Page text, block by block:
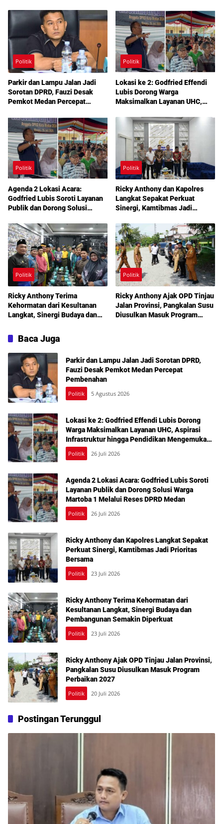
Politik
Parkir dan Lampu Jalan Jadi
Sorotan DPRD, Fauzi Desak
Pemkot Medan Percepat
Politik
Lokasi ke 2: Godfried Effendi
Lubis Dorong Warga
Maksimalkan Layanan UHC,
Pendidikan Mengemuka dalam
Reses Medan Amplas
Politik
Agenda 2 Lokasi Acara:
Godfried Lubis Soroti Layanan
Publik dan Dorong Solusi
DPRD Medan
Politik
Ricky Anthony dan Kapolres
Langkat Sepakat Perkuat
Sinergi, Kamtibmas Jadi
Politik
Ricky Anthony Terima
Kehormatan dari Kesultanan
Langkat, Sinergi Budaya dan
Diperkuat
Politik
Ricky Anthony Ajak OPD Tinjau
Jalan Provinsi, Pangkalan Susu
Diusulkan Masuk Program
Baca Juga
Parkir dan Lampu Jalan Jadi Sorotan DPRD,
Fauzi Desak Pemkot Medan Percepat
Pembenahan
Politik 5 Agustus 2026
Lokasi ke 2: Godfried Effendi Lubis Dorong
Warga Maksimalkan Layanan UHC, Aspirasi
Infrastruktur hingga Pendidikan Mengemuka
dalam Reses Medan Amplas
Politik 26 Juli 2026
Agenda 2 Lokasi Acara: Godfried Lubis Soroti
Layanan Publik dan Dorong Solusi Warga
Martoba 1 Melalui Reses DPRD Medan
Politik 26 Juli 2026
Ricky Anthony dan Kapolres Langkat Sepakat
Perkuat Sinergi, Kamtibmas Jadi Prioritas
Bersama
Politik 23 Juli 2026
Ricky Anthony Terima Kehormatan dari
Kesultanan Langkat, Sinergi Budaya dan
Pembangunan Semakin Diperkuat
Politik 23 Juli 2026
Ricky Anthony Ajak OPD Tinjau Jalan Provinsi,
Pangkalan Susu Diusulkan Masuk Program
Perbaikan 2027
Politik 20 Juli 2026
Postingan Terunggul